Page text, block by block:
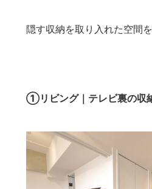
隠す収納を取り入れた空間を
①リビング｜テレビ裏の収